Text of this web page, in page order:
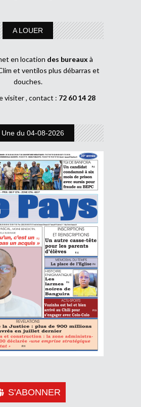
A LOUER
en location des bureaux à
et ventilos plus débarras et
douches.
visiter , contact : 72 60 14 28
Une du 04-08-2026
S'ABONNER